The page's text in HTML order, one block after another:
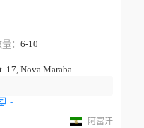
： 6-10
17, Nova Maraba
-
阿富汗